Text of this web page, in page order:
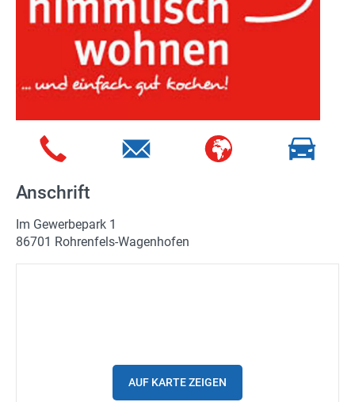
Anschrift
Im Gewerbepark 1
86701 Rohrenfels-Wagenhofen
AUF KARTE ZEIGEN
Lieferdienste
Spritpreise
Gutscheine
Stadtplan